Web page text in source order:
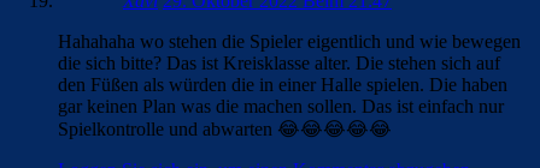
Hahahaha wo stehen die Spieler eigentlich und wie bewegen
die sich bitte? Das ist Kreisklasse alter. Die stehen sich auf
den Füßen als würden die in einer Halle spielen. Die haben
gar keinen Plan was die machen sollen. Das ist einfach nur
Spielkontrolle und abwarten 😂😂😂😂😂